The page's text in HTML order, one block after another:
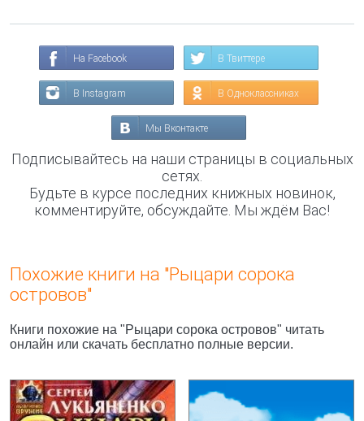
На Facebook В Твиттере
В Instagram В Одноклассниках
Мы Вконтакте
Подписывайтесь на наши страницы в социальных
сетях.
Будьте в курсе последних книжных новинок,
комментируйте, обсуждайте. Мы ждём Вас!
Похожие книги на "Рыцари сорока
островов"
Книги похожие на "Рыцари сорока островов" читать
онлайн или скачать бесплатно полные версии.